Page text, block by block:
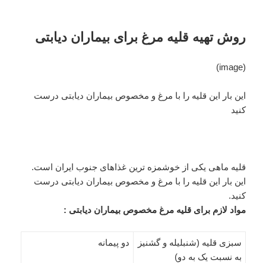
روش تهیه قلیه مرغ برای بیماران دیابتی
(image)
این بار این قلیه را با مرغ و مخصوص بیماران دیابتی درست
کنید
قلیه ماهی یکی از خوشمزه ترین غذاهای جنوب ایران است.
این بار این قلیه را با مرغ و مخصوص بیماران دیابتی درست
کنید.
مواد لازم برای قلیه مرغ مخصوص بیماران دیابتی :
سبزی قلیه (شنبلیله و گشنیز
به نسبت یک به‌ دو)
دو پیمانه